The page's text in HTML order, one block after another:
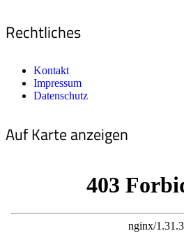
Rechtliches
Kontakt
Impressum
Datenschutz
Auf Karte anzeigen